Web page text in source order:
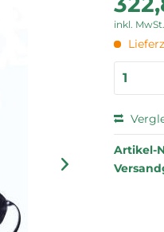
inkl.
Artikel-